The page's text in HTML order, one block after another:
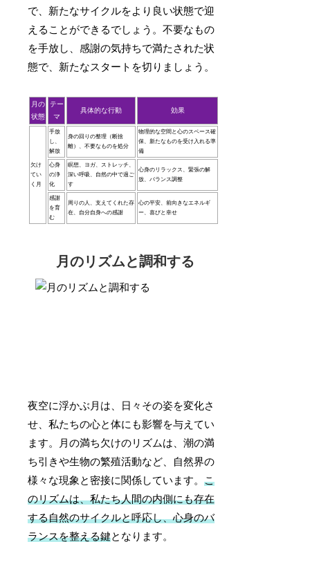
で、新たなサイクルをより良い状態で迎
えることができるでしょう。不要なもの
を手放し、感謝の気持ちで満たされた状
態で、新たなスタートを切りましょう。
月の
状態
テー
マ
具体的な行動 効果
欠け
てい
く月
手放
し、
解放
身の回りの整理（断捨
離）、不要なものを処分
物理的な空間と心のスペース確
保、新たなものを受け入れる準
備
心身
の浄
化
瞑想、ヨガ、ストレッチ、
深い呼吸、自然の中で過ご
す
心身のリラックス、緊張の解
放、バランス調整
感謝
を育
む
周りの人、支えてくれた存
在、自分自身への感謝
心の平安、前向きなエネルギ
ー、喜びと幸せ
月のリズムと調和する
夜空に浮かぶ月は、日々その姿を変化さ
せ、私たちの心と体にも影響を与えてい
ます。月の満ち欠けのリズムは、潮の満
ち引きや生物の繁殖活動など、自然界の
様々な現象と密接に関係しています。こ
のリズムは、私たち人間の内側にも存在
する自然のサイクルと呼応し、心身のバ
ランスを整える鍵となります。